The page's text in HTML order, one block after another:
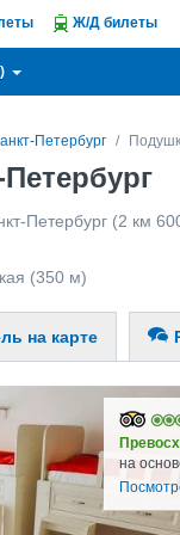
Ж/Д билеты
Петербург
Петербург (2 км
(350 м)
на карте
на